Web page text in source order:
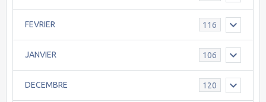
FEVRIER 116
JANVIER 106
DECEMBRE 120